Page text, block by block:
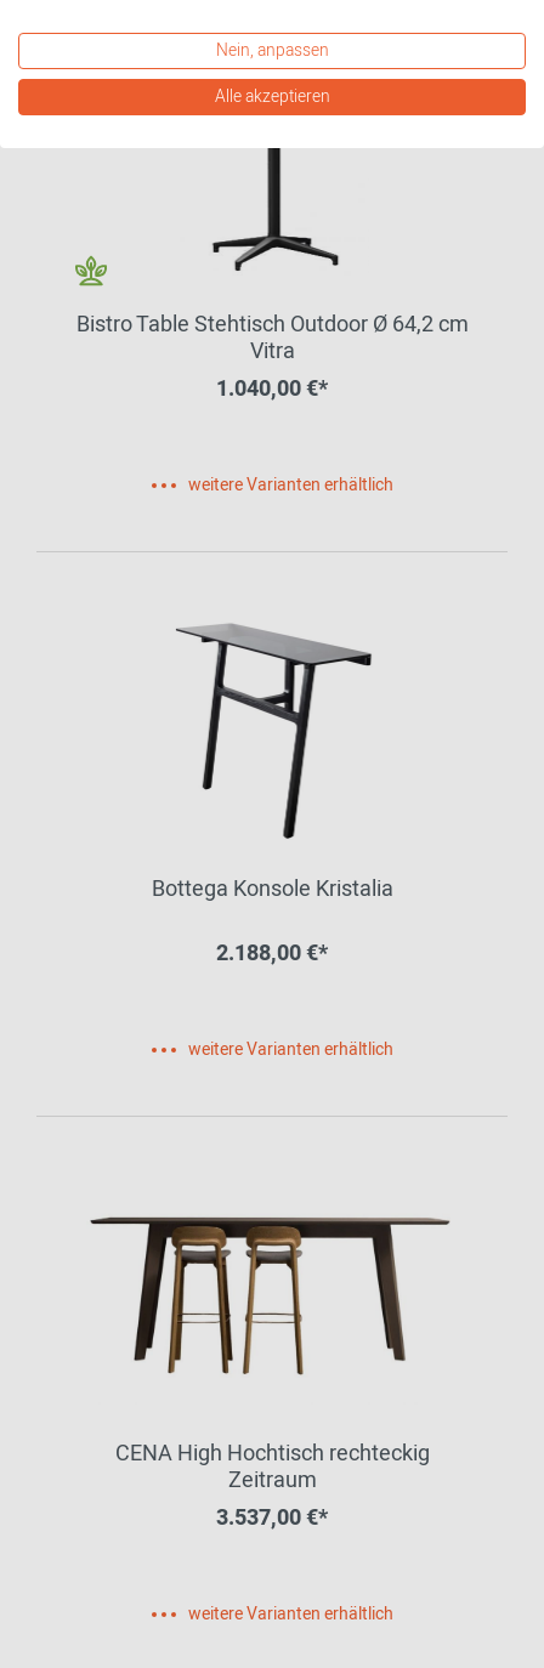
Bistro Table Stehtisch Outdoor Ø 64,2 cm
Vitra
1.040,00 €*
weitere Varianten erhältlich
Bottega Konsole Kristalia
2.188,00 €*
weitere Varianten erhältlich
CENA High Hochtisch rechteckig
Zeitraum
3.537,00 €*
weitere Varianten erhältlich
Nein, anpassen
Alle akzeptieren